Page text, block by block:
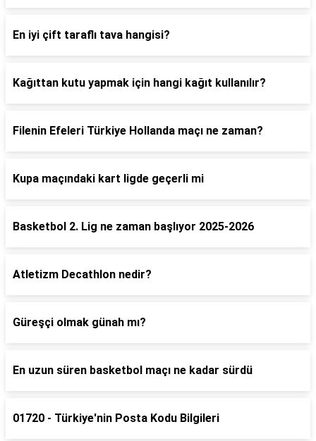
En iyi çift taraflı tava hangisi?
Kağıttan kutu yapmak için hangi kağıt kullanılır?
Filenin Efeleri Türkiye Hollanda maçı ne zaman?
Kupa maçındaki kart ligde geçerli mi
Basketbol 2. Lig ne zaman başlıyor 2025-2026
Atletizm Decathlon nedir?
Güreşçi olmak günah mı?
En uzun süren basketbol maçı ne kadar sürdü
01720 - Türkiye'nin Posta Kodu Bilgileri